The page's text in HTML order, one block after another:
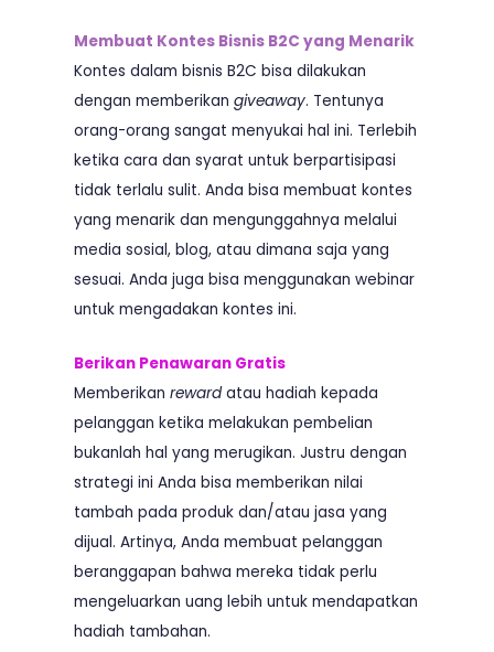
Membuat Kontes Bisnis B2C yang Menarik
Kontes dalam bisnis B2C bisa dilakukan
dengan memberikan giveaway. Tentunya
orang-orang sangat menyukai hal ini. Terlebih
ketika cara dan syarat untuk berpartisipasi
tidak terlalu sulit. Anda bisa membuat kontes
yang menarik dan mengunggahnya melalui
media sosial, blog, atau dimana saja yang
sesuai. Anda juga bisa menggunakan webinar
untuk mengadakan kontes ini.
Berikan Penawaran Gratis
Memberikan rewardatau hadiah kepada
pelanggan ketika melakukan pembelian
bukanlah hal yang merugikan. Justru dengan
strategi ini Anda bisa memberikan nilai
tambah pada produk dan/atau jasa yang
dijual. Artinya, Anda membuat pelanggan
beranggapan bahwa mereka tidak perlu
mengeluarkan uang lebih untuk mendapatkan
hadiah tambahan.